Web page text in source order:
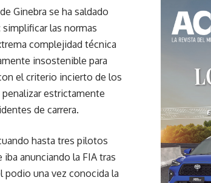
Ginebra se ha saldado
las normas
complejidad técnica
insostenible para
el criterio incierto de los
estrictamente
de carrera.
hasta tres pilotos
anunciando la FIA tras
podio una vez conocida la